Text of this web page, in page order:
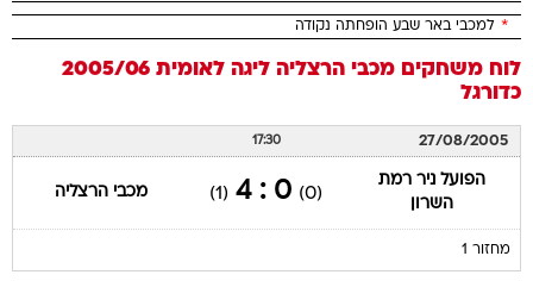
* למכבי באר שבע הופחתה נקודה
לוח משחקים מכבי הרצליה ליגה לאומית 2005/06
כדורגל
27/08/2005
17:30
הפועל ניר רמת
השרון
(0)
0 : 4
(1) מכבי הרצליה
מחזור 1